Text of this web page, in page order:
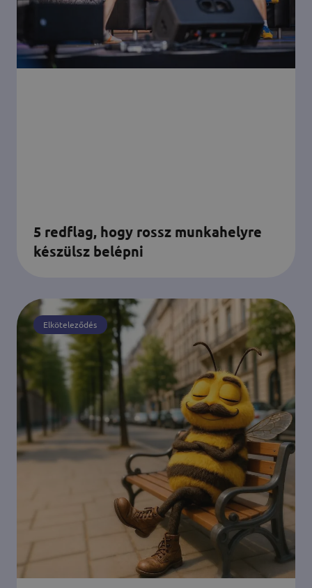
5 redflag, hogy rossz munkahelyre
készülsz belépni
Elköteleződés